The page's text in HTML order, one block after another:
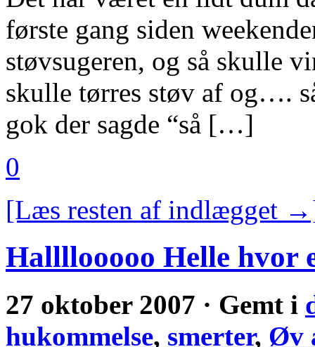
første gang siden
støvsugeren, og så skulle
skulle tørres støv af og….
gok der sagde “så […]
0
[Læs resten af indlægget
Hallllooooo Helle hvor
27 oktober 2007 · Gemt i
hukommelse, smerter, Øv